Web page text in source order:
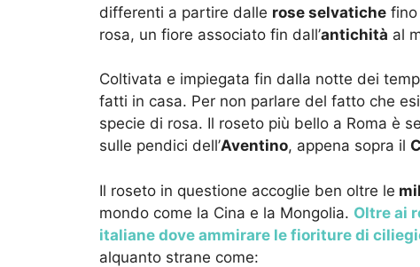
differenti a partire dalle rose selvatiche fino
rosa, un fiore associato fin dall’antichità al
Coltivata e impiegata fin dalla notte dei
fatti in casa. Per non parlare del fatto che
specie di rosa. Il roseto più bello a Roma è
sulle pendici dell’Aventino, appena sopra il
Il roseto in questione accoglie ben oltre le
mondo come la Cina e la Mongolia. Oltre ai
italiane dove ammirare le fioriture di
alquanto strane come: